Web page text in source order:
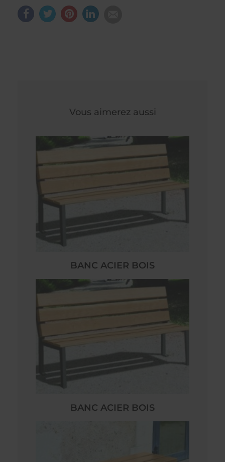
Vous aimerez aussi
BANC ACIER BOIS
BANC ACIER BOIS